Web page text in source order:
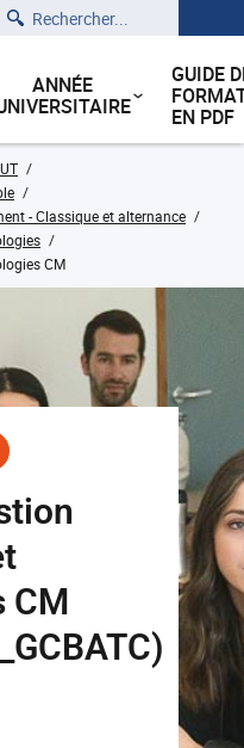
ANNÉE
GUIDE
EN PDF
- Classique et alternance
CM
CM